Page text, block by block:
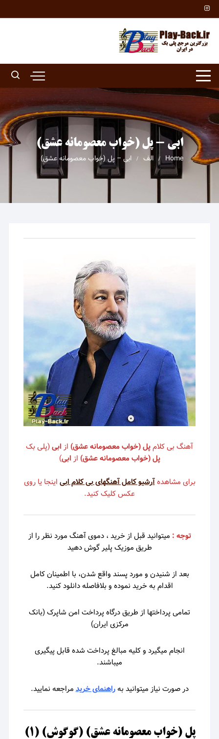
Skip
to
content
ابی - پل (خواب معصومانه عشق)
Home الف ابی – پل (خواب معصومانه عشق)
آهنگ بی کلامپل (خواب معصومانه عشق) از ابی(پلی بک
پل (خواب معصومانه عشق) از ابی)
برای مشاهدهآرشیو کامل آهنگهای بی کلام ابی اینجا یا روی
عکس کلیک کنید.
توجه : میتوانید قبل از خرید ، دمویآهنگ مورد نظر را از
طریق موزیک پلیر گوش دهید
بعد از شنیدن و مورد پسند واقع شدن، با اطمینان کامل
اقدام به خرید نموده و بلافاصله دانلود کنید.
تمامی پرداختها از طریق درگاه پرداخت امن شاپرک (بانک
مرکزی ایران)
انجام میگیرد و کلیه مبالغ پرداخت شده قابل پیگیری
میباشند.
در صورت نیاز میتوانید به راهنمای خریدمراجعه نمایید.
پل (خواب معصومانه عشق) (گوگوش) (۱)